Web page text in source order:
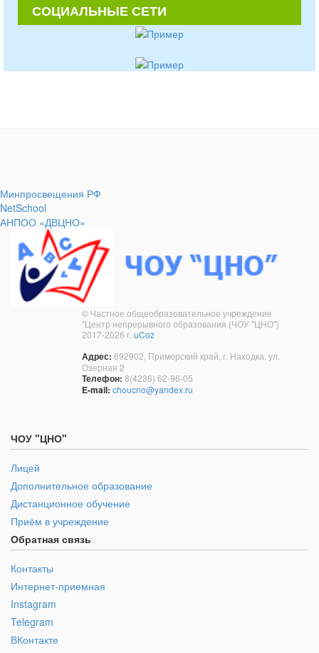
СОЦИАЛЬНЫЕ СЕТИ
Минпросвещения РФ
NetSchool
АНПОО «ДВЦНО»
© Частное общеобразовательное учреждение
"Центр непрерывного образования (ЧОУ "ЦНО")
2017-2026 г. uCoz
Адрес: 692902, Приморский край, г. Находка, ул.
Озерная 2
Телефон: 8(4236) 62-96-05
E-mail: choucno@yandex.ru
ЧОУ "ЦНО"
Лицей
Дополнительное образование
Дистанционное обучение
Приём в учреждение
Обратная связь
Контакты
Интернет-приемная
Instagram
Telegram
ВКонтакте